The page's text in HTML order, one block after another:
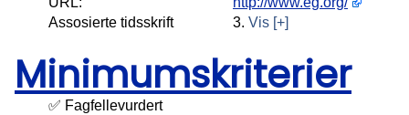
Assosierte tidsskrift
3. Vis [+]
Minimumskriterier
✅ Fagfellevurdert